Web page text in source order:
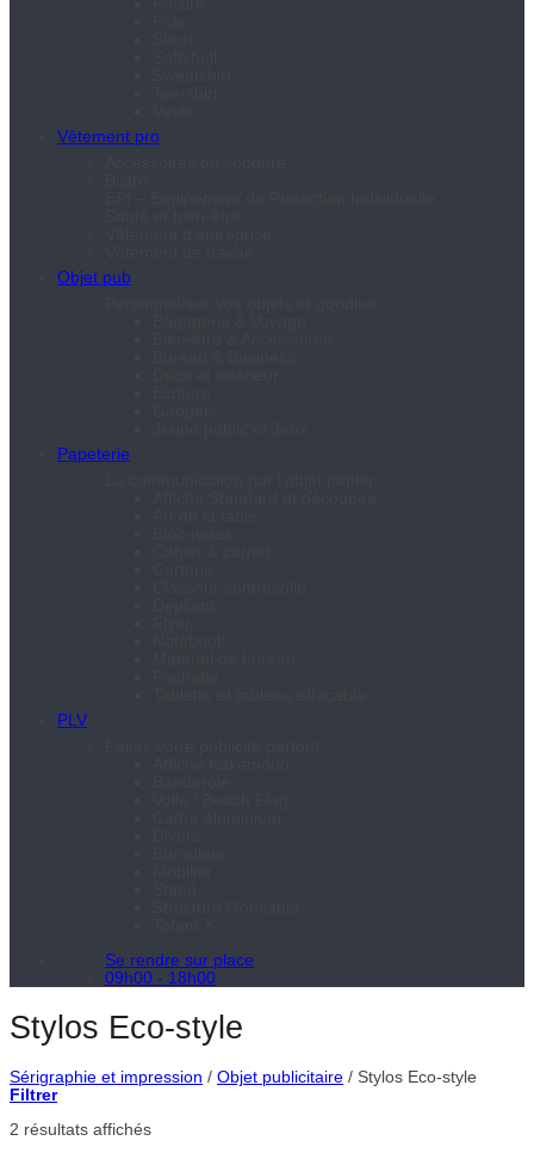
Vêtement pro
Objet pub
Papeterie
PLV
Se rendre sur place
09h00 - 18h00
Stylos Eco-style
Sérigraphie et impression / Objet publicitaire / Stylos Eco-style
Filtrer
2 résultats affichésTrié